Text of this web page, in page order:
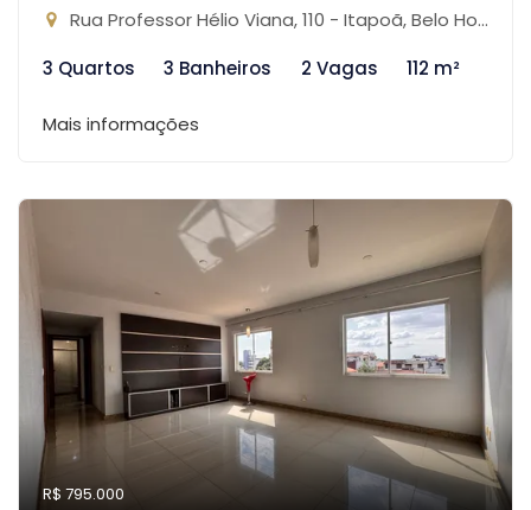
Rua Professor Hélio Viana, 110 - Itapoã, Belo Horizonte-MG
3 Quartos
3 Banheiros 2 Vagas 112 m²
Mais informações
R$ 795.000